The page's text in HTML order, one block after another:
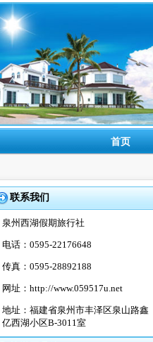
首页
联系我们
泉州西湖假期旅行社
电话：0595-22176648
传真：0595-28892188
网址： http://www.059517u.net
地址：福建省泉州市丰泽区泉山路鑫
亿西湖小区B-3011室